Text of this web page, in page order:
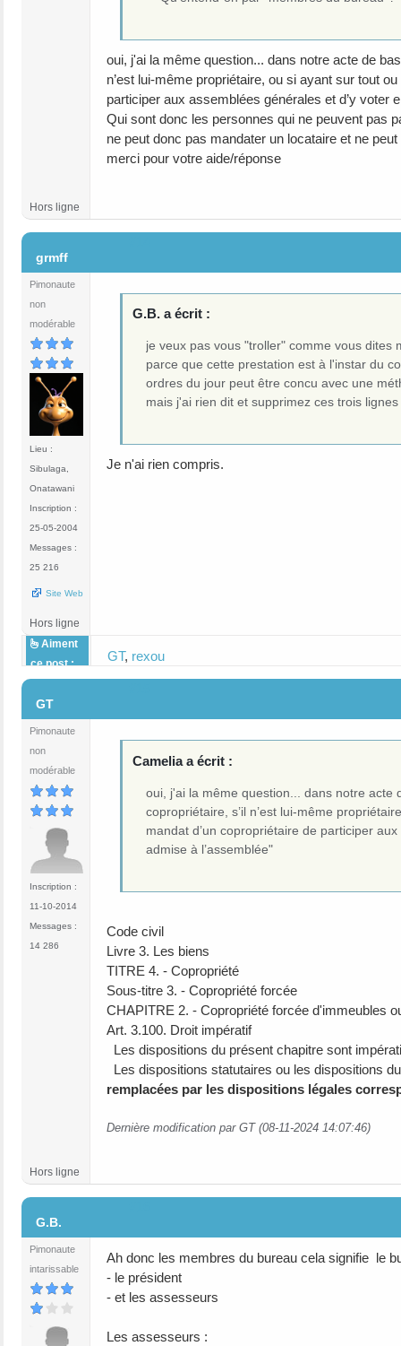
oui, j'ai la même question... dans notre acte de
n’est lui-même propriétaire, ou si ayant sur tout
participer aux assemblées générales et d’y voter
Qui sont donc les personnes qui ne peuvent pas
ne peut donc pas mandater un locataire et ne
merci pour votre aide/réponse
Hors ligne
grmff
Pimonaute
non
modérable
Lieu :
Sibulaga,
Onatawani
Inscription :
25-05-2004
Messages :
25 216
Site Web
G.B. a écrit :
je veux pas vous "troller" comme vous
parce que cette prestation est à l'instar du
ordres du jour peut être concu avec une
mais j'ai rien dit et supprimez ces trois
Je n'ai rien compris.
Hors ligne
Aiment
ce post :
GT, rexou
GT
Pimonaute
non
modérable
Inscription :
11-10-2014
Messages :
14 286
Camelia a écrit :
oui, j'ai la même question... dans notre acte
copropriétaire, s’il n’est lui-même
mandat d’un copropriétaire de participer
admise à l’assemblée"
Code civil
Livre 3. Les biens
TITRE 4. - Copropriété
Sous-titre 3. - Copropriété forcée
CHAPITRE 2. - Copropriété forcée d'immeubles
Art. 3.100. Droit impératif
Les dispositions du présent chapitre sont
Les dispositions statutaires ou les dispositions
remplacées par les dispositions légales
Dernière modification par GT (08-11-2024 14:07:46)
Hors ligne
G.B.
Pimonaute
intarissable
Ah donc les membres du bureau cela signifie le
- le président
- et les assesseurs
Les assesseurs :